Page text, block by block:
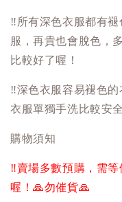
‼️ 所有深色衣服都有
服，再貴也會脫色，
比較好了喔！
‼️深色衣服容易褪色
衣服單獨手洗比較安
購物須知
‼️賣場多數預購，需
喔！🙏勿催貨🙏